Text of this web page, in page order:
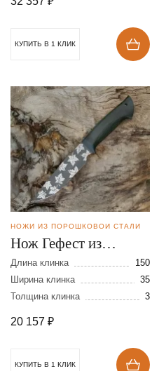
КУПИТЬ В 1 КЛИК
НОЖИ ИЗ ПОРОШКОВОЙ СТАЛИ
Нож Гефест из
порошковой стали
М398
Длина клинка
150
Ширина клинка
35
Толщина клинка
3
20 157 ₽
КУПИТЬ В 1 КЛИК